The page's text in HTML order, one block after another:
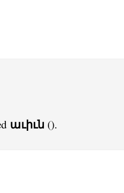
աւիւն ().